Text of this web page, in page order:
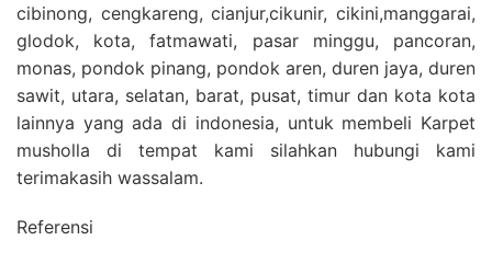
cibinong, cengkareng, cianjur,cikunir, cikini,manggarai,
glodok, kota, fatmawati, pasar minggu, pancoran,
monas, pondok pinang, pondok aren, duren jaya, duren
sawit, utara, selatan, barat, pusat, timur dan kota kota
lainnya yang ada di indonesia, untuk membeli Karpet
musholla di tempat kami silahkan hubungi kami
terimakasih wassalam.
Referensi